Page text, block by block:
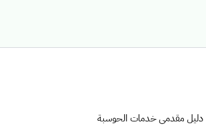
دليل مقدمي خدمات الحوسبة